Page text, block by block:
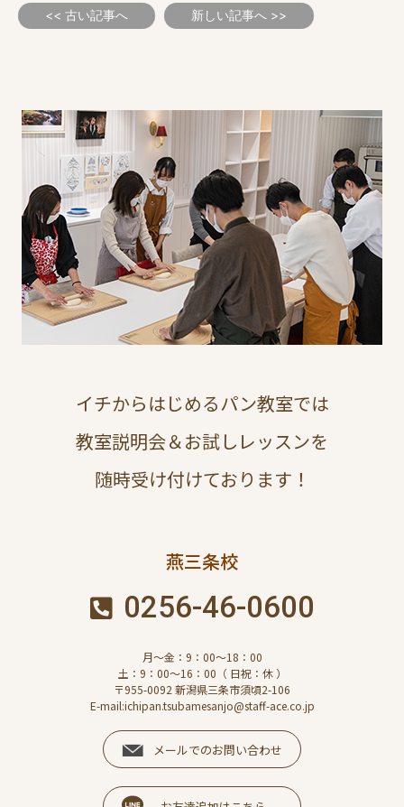
<< 古い記事へ 新しい記事へ >>
イチからはじめるパン教室では
教室説明会＆お試しレッスンを
随時受け付けております！
燕三条校
0256-46-0600
月～金：9：00～18：00
土：9：00～16：00（ 日祝：休 ）
〒955-0092 新潟県三条市須頃2-106
E-mail:ichipan.tsubamesanjo@staff-ace.co.jp
メールでのお問い合わせ